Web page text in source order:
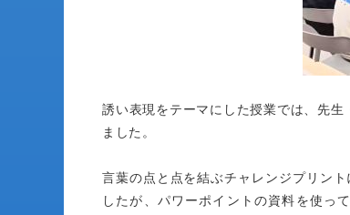
誘い表現をテーマにした授業では、先
ました。
言葉の点と点を結ぶチャレンジプリン
したが、パワーポイントの資料を使っ